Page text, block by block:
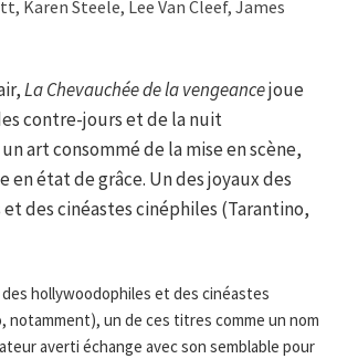
Karen Steele, Lee Van Cleef, James
La Chevauchée de la vengeancejoue
contre-jours et de la nuit
art consommé de la mise en scène,
en état de grâce. Un des joyaux des
des cinéastes cinéphiles (Tarantino,
hollywoodophiles et des cinéastes
notamment), un de ces titres comme un nom
averti échange avec son semblable pour